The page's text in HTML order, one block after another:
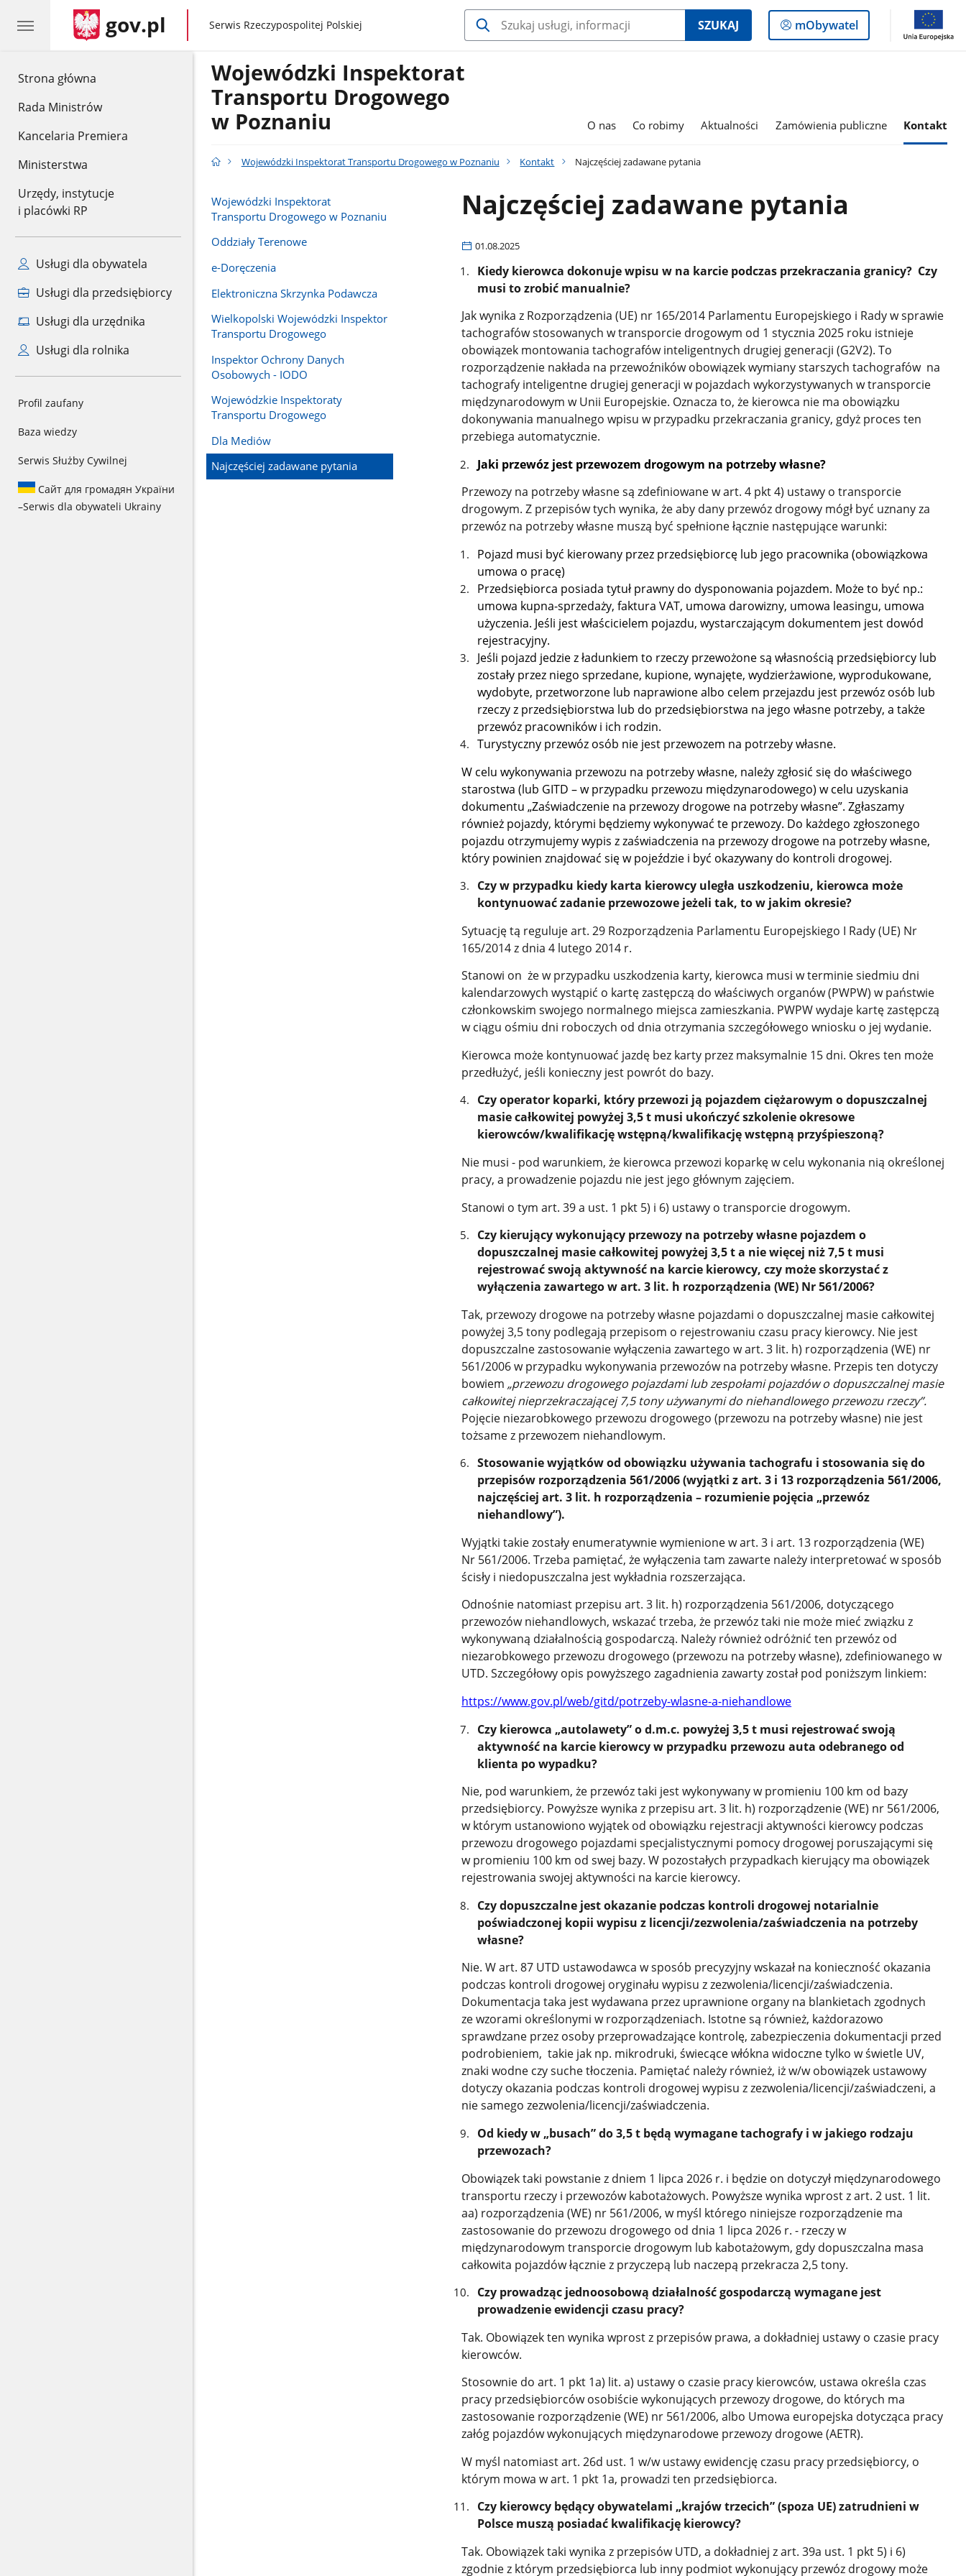
Strona główna
Rada Ministrów
Kancelaria Premiera
Ministerstwa
Urzędy, instytucje
i placówki RP
Usługi dla obywatela
Usługi dla przedsiębiorcy
Usługi dla urzędnika
Usługi dla rolnika
Profil zaufany
Baza wiedzy
Serwis Służby Cywilnej
Сайт для громадян України
–Serwis dla obywateli Ukrainy
gov.pl gov.pl
Serwis Rzeczypospolitej Polskiej SZUKAJ
Logowanie
do
mObywatel
Wojewódzki Inspektorat
Transportu Drogowego
w Poznaniu
O nas Co robimy Aktualności Zamówienia publiczne Kontakt
Wojewódzki Inspektorat Transportu Drogowego w Poznaniu Kontakt Najczęściej zadawane pytania
Wojewódzki Inspektorat
Transportu Drogowego w Poznaniu
Oddziały Terenowe
e-Doręczenia
Elektroniczna Skrzynka Podawcza
Wielkopolski Wojewódzki Inspektor
Transportu Drogowego
Inspektor Ochrony Danych
Osobowych - IODO
Wojewódzkie Inspektoraty
Transportu Drogowego
Dla Mediów
Najczęściej zadawane pytania
Najczęściej zadawane pytania
01.08.2025
Kiedy kierowca dokonuje wpisu w na karcie podczas przekraczania granicy? Czy
musi to zrobić manualnie?
Jak wynika z Rozporządzenia (UE) nr 165/2014 Parlamentu Europejskiego i Rady w sprawie
tachografów stosowanych w transporcie drogowym od 1 stycznia 2025 roku istnieje
obowiązek montowania tachografów inteligentnych drugiej generacji (G2V2). To
rozporządzenie nakłada na przewoźników obowiązek wymiany starszych tachografów na
tachografy inteligentne drugiej generacji w pojazdach wykorzystywanych w transporcie
międzynarodowym w Unii Europejskie. Oznacza to, że kierowca nie ma obowiązku
dokonywania manualnego wpisu w przypadku przekraczania granicy, gdyż proces ten
przebiega automatycznie.
Jaki przewóz jest przewozem drogowym na potrzeby własne?
Przewozy na potrzeby własne są zdefiniowane w art. 4 pkt 4) ustawy o transporcie
drogowym. Z przepisów tych wynika, że aby dany przewóz drogowy mógł być uznany za
przewóz na potrzeby własne muszą być spełnione łącznie następujące warunki:
Pojazd musi być kierowany przez przedsiębiorcę lub jego pracownika (obowiązkowa
umowa o pracę)
Przedsiębiorca posiada tytuł prawny do dysponowania pojazdem. Może to być np.:
umowa kupna-sprzedaży, faktura VAT, umowa darowizny, umowa leasingu, umowa
użyczenia. Jeśli jest właścicielem pojazdu, wystarczającym dokumentem jest dowód
rejestracyjny.
Jeśli pojazd jedzie z ładunkiem to rzeczy przewożone są własnością przedsiębiorcy lub
zostały przez niego sprzedane, kupione, wynajęte, wydzierżawione, wyprodukowane,
wydobyte, przetworzone lub naprawione albo celem przejazdu jest przewóz osób lub
rzeczy z przedsiębiorstwa lub do przedsiębiorstwa na jego własne potrzeby, a także
przewóz pracowników i ich rodzin.
Turystyczny przewóz osób nie jest przewozem na potrzeby własne.
W celu wykonywania przewozu na potrzeby własne, należy zgłosić się do właściwego
starostwa (lub GITD – w przypadku przewozu międzynarodowego) w celu uzyskania
dokumentu „Zaświadczenie na przewozy drogowe na potrzeby własne”. Zgłaszamy
również pojazdy, którymi będziemy wykonywać te przewozy. Do każdego zgłoszonego
pojazdu otrzymujemy wypis z zaświadczenia na przewozy drogowe na potrzeby własne,
który powinien znajdować się w pojeździe i być okazywany do kontroli drogowej.
Czy w przypadku kiedy karta kierowcy uległa uszkodzeniu, kierowca może
kontynuować zadanie przewozowe jeżeli tak, to w jakim okresie?
Sytuację tą reguluje art. 29 Rozporządzenia Parlamentu Europejskiego I Rady (UE) Nr
165/2014 z dnia 4 lutego 2014 r.
Stanowi on że w przypadku uszkodzenia karty, kierowca musi w terminie siedmiu dni
kalendarzowych wystąpić o kartę zastępczą do właściwych organów (PWPW) w państwie
członkowskim swojego normalnego miejsca zamieszkania. PWPW wydaje kartę zastępczą
w ciągu ośmiu dni roboczych od dnia otrzymania szczegółowego wniosku o jej wydanie.
Kierowca może kontynuować jazdę bez karty przez maksymalnie 15 dni. Okres ten może
przedłużyć, jeśli konieczny jest powrót do bazy.
Czy operator koparki, który przewozi ją pojazdem ciężarowym o dopuszczalnej
masie całkowitej powyżej 3,5 t musi ukończyć szkolenie okresowe
kierowców/kwalifikację wstępną/kwalifikację wstępną przyśpieszoną?
Nie musi - pod warunkiem, że kierowca przewozi koparkę w celu wykonania nią określonej
pracy, a prowadzenie pojazdu nie jest jego głównym zajęciem.
Stanowi o tym art. 39 a ust. 1 pkt 5) i 6) ustawy o transporcie drogowym.
Czy kierujący wykonujący przewozy na potrzeby własne pojazdem o
dopuszczalnej masie całkowitej powyżej 3,5 t a nie więcej niż 7,5 t musi
rejestrować swoją aktywność na karcie kierowcy, czy może skorzystać z
wyłączenia zawartego w art. 3 lit. h rozporządzenia (WE) Nr 561/2006?
Tak, przewozy drogowe na potrzeby własne pojazdami o dopuszczalnej masie całkowitej
powyżej 3,5 tony podlegają przepisom o rejestrowaniu czasu pracy kierowcy. Nie jest
dopuszczalne zastosowanie wyłączenia zawartego w art. 3 lit. h) rozporządzenia (WE) nr
561/2006 w przypadku wykonywania przewozów na potrzeby własne. Przepis ten dotyczy
bowiem„przewozu drogowego pojazdami lub zespołami pojazdów o dopuszczalnej masie
całkowitej nieprzekraczającej 7,5 tony używanymi do niehandlowego przewozu rzeczy”.
Pojęcie niezarobkowego przewozu drogowego (przewozu na potrzeby własne) nie jest
tożsame z przewozem niehandlowym.
Stosowanie wyjątków od obowiązku używania tachografu i stosowania się do
przepisów rozporządzenia 561/2006 (wyjątki z art. 3 i 13 rozporządzenia 561/2006,
najczęściej art. 3 lit. h rozporządzenia – rozumienie pojęcia „przewóz
niehandlowy”).
Wyjątki takie zostały enumeratywnie wymienione w art. 3 i art. 13 rozporządzenia (WE)
Nr 561/2006. Trzeba pamiętać, że wyłączenia tam zawarte należy interpretować w sposób
ścisły i niedopuszczalna jest wykładnia rozszerzająca.
Odnośnie natomiast przepisu art. 3 lit. h) rozporządzenia 561/2006, dotyczącego
przewozów niehandlowych, wskazać trzeba, że przewóz taki nie może mieć związku z
wykonywaną działalnością gospodarczą. Należy również odróżnić ten przewóz od
niezarobkowego przewozu drogowego (przewozu na potrzeby własne), zdefiniowanego w
UTD. Szczegółowy opis powyższego zagadnienia zawarty został pod poniższym linkiem:
https://www.gov.pl/web/gitd/potrzeby-wlasne-a-niehandlowe
Czy kierowca „autolawety” o d.m.c. powyżej 3,5 t musi rejestrować swoją
aktywność na karcie kierowcy w przypadku przewozu auta odebranego od
klienta po wypadku?
Nie, pod warunkiem, że przewóz taki jest wykonywany w promieniu 100 km od bazy
przedsiębiorcy. Powyższe wynika z przepisu art. 3 lit. h) rozporządzenie (WE) nr 561/2006,
w którym ustanowiono wyjątek od obowiązku rejestracji aktywności kierowcy podczas
przewozu drogowego pojazdami specjalistycznymi pomocy drogowej poruszającymi się
w promieniu 100 km od swej bazy. W pozostałych przypadkach kierujący ma obowiązek
rejestrowania swojej aktywności na karcie kierowcy.
Czy dopuszczalne jest okazanie podczas kontroli drogowej notarialnie
poświadczonej kopii wypisu z licencji/zezwolenia/zaświadczenia na potrzeby
własne?
Nie. W art. 87 UTD ustawodawca w sposób precyzyjny wskazał na konieczność okazania
podczas kontroli drogowej oryginału wypisu z zezwolenia/licencji/zaświadczenia.
Dokumentacja taka jest wydawana przez uprawnione organy na blankietach zgodnych
ze wzorami określonymi w rozporządzeniach. Istotne są również, każdorazowo
sprawdzane przez osoby przeprowadzające kontrolę, zabezpieczenia dokumentacji przed
podrobieniem, takie jak np. mikrodruki, świecące włókna widoczne tylko w świetle UV,
znaki wodne czy suche tłoczenia. Pamiętać należy również, iż w/w obowiązek ustawowy
dotyczy okazania podczas kontroli drogowej wypisu z zezwolenia/licencji/zaświadczeni, a
nie samego zezwolenia/licencji/zaświadczenia.
Od kiedy w „busach” do 3,5 t będą wymagane tachografy i w jakiego rodzaju
przewozach?
Obowiązek taki powstanie z dniem 1 lipca 2026 r. i będzie on dotyczył międzynarodowego
transportu rzeczy i przewozów kabotażowych. Powyższe wynika wprost z art. 2 ust. 1 lit.
aa) rozporządzenia (WE) nr 561/2006, w myśl którego niniejsze rozporządzenie ma
zastosowanie do przewozu drogowego od dnia 1 lipca 2026 r. - rzeczy w
międzynarodowym transporcie drogowym lub kabotażowym, gdy dopuszczalna masa
całkowita pojazdów łącznie z przyczepą lub naczepą przekracza 2,5 tony.
Czy prowadząc jednoosobową działalność gospodarczą wymagane jest
prowadzenie ewidencji czasu pracy?
Tak. Obowiązek ten wynika wprost z przepisów prawa, a dokładniej ustawy o czasie pracy
kierowców.
Stosownie do art. 1 pkt 1a) lit. a) ustawy o czasie pracy kierowców, ustawa określa czas
pracy przedsiębiorców osobiście wykonujących przewozy drogowe, do których ma
zastosowanie rozporządzenie (WE) nr 561/2006, albo Umowa europejska dotycząca pracy
załóg pojazdów wykonujących międzynarodowe przewozy drogowe (AETR).
W myśl natomiast art. 26d ust. 1 w/w ustawy ewidencję czasu pracy przedsiębiorcy, o
którym mowa w art. 1 pkt 1a, prowadzi ten przedsiębiorca.
Czy kierowcy będący obywatelami „krajów trzecich” (spoza UE) zatrudnieni w
Polsce muszą posiadać kwalifikację kierowcy?
Tak. Obowiązek taki wynika z przepisów UTD, a dokładniej z art. 39a ust. 1 pkt 5) i 6)
zgodnie z którym przedsiębiorca lub inny podmiot wykonujący przewóz drogowy może